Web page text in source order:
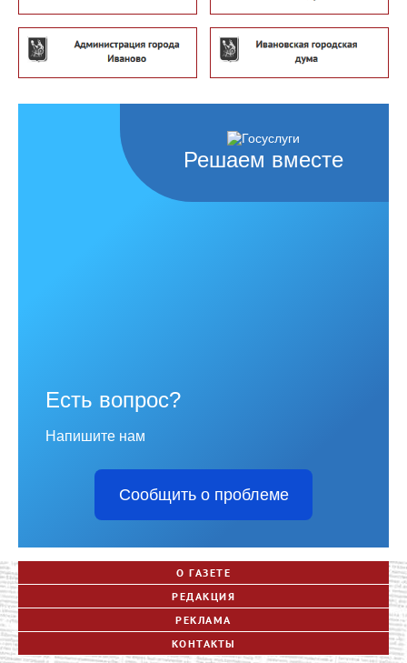
Решаем вместе
Есть вопрос?
Напишите нам
Сообщить о проблеме
О ГАЗЕТЕ
РЕДАКЦИЯ
РЕКЛАМА
КОНТАКТЫ